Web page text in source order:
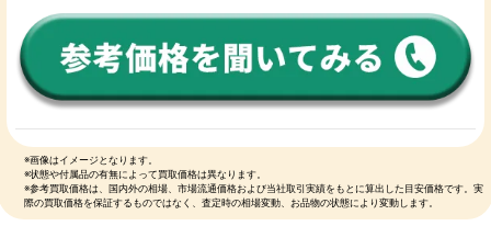
※画像はイメージとなります。
※状態や付属品の有無によって買取価格は異なります。
※参考買取価格は、国内外の相場、市場流通価格および当社取引実績をもとに算出した目安価格です。実
際の買取価格を保証するものではなく、査定時の相場変動、お品物の状態により変動します。